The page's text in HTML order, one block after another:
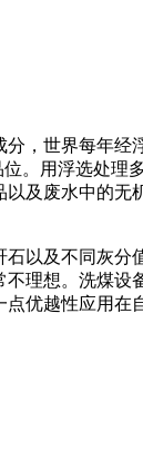
，世界每年
。用浮选处
及废水中的
以及不同灰
理想。洗煤
优越性应用在